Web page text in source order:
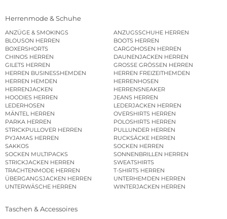
Herrenmode & Schuhe
ANZÜGE & SMOKINGS
ANZUGSSCHUHE HERREN
BLOUSON HERREN
BOOTS HERREN
BOXERSHORTS
CARGOHOSEN HERREN
CHINOS HERREN
DAUNENJACKEN HERREN
GILETS HERREN
GROSSE GRÖSSEN HERREN
HERREN BUSINESSHEMDEN
HERREN FREIZEITHEMDEN
HERREN HEMDEN
HERRENHOSEN
HERRENJACKEN
HERRENSNEAKER
HOODIES HERREN
JEANS HERREN
LEDERHOSEN
LEDERJACKEN HERREN
MÄNTEL HERREN
OVERSHIRTS HERREN
PARKA HERREN
POLOSHIRTS HERREN
STRICKPULLOVER HERREN
PULLUNDER HERREN
PYJAMAS HERREN
RUCKSÄCKE HERREN
SAKKOS
SOCKEN HERREN
SOCKEN MULTIPACKS
SONNENBRILLEN HERREN
STRICKJACKEN HERREN
SWEATSHIRTS
TRACHTENMODE HERREN
T-SHIRTS HERREN
ÜBERGANGSJACKEN HERREN
UNTERHEMDEN HERREN
UNTERWÄSCHE HERREN
WINTERJACKEN HERREN
Taschen & Accessoires